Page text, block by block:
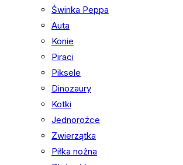
Świnka Peppa
Auta
Konie
Piraci
Piksele
Dinozaury
Kotki
Jednorożce
Zwierzątka
Piłka nożna